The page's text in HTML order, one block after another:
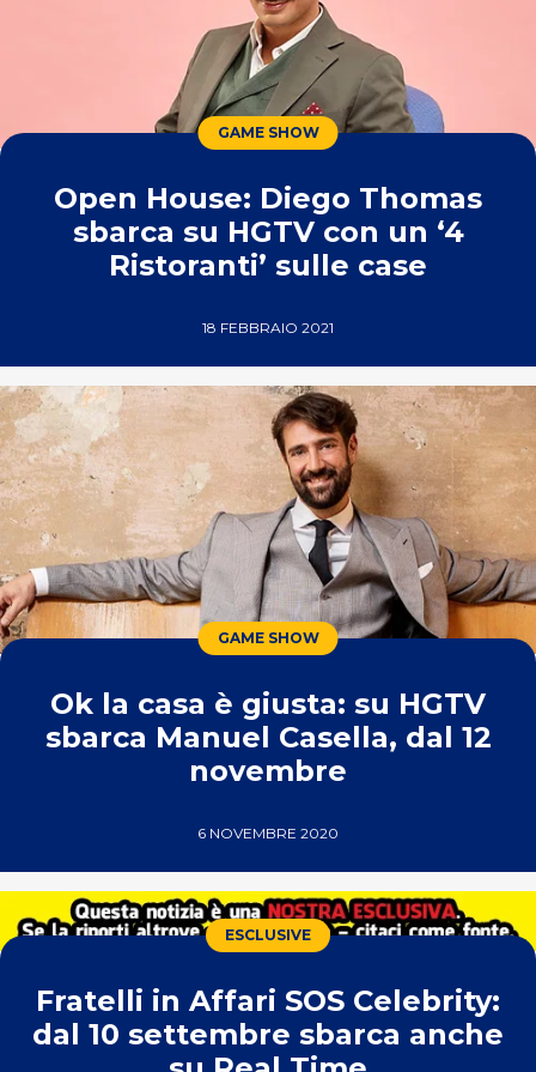
GAME SHOW
Open House: Diego Thomas
sbarca su HGTV con un ‘4
Ristoranti’ sulle case
18 FEBBRAIO 2021
GAME SHOW
Ok la casa è giusta: su HGTV
sbarca Manuel Casella, dal 12
novembre
6 NOVEMBRE 2020
ESCLUSIVE
Fratelli in Affari SOS Celebrity:
dal 10 settembre sbarca anche